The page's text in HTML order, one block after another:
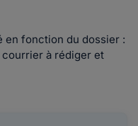
fonction du dossier :
à rédiger et